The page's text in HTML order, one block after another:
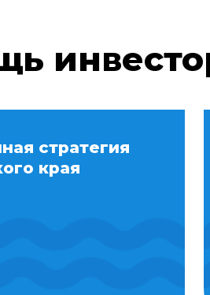
стратегия
края